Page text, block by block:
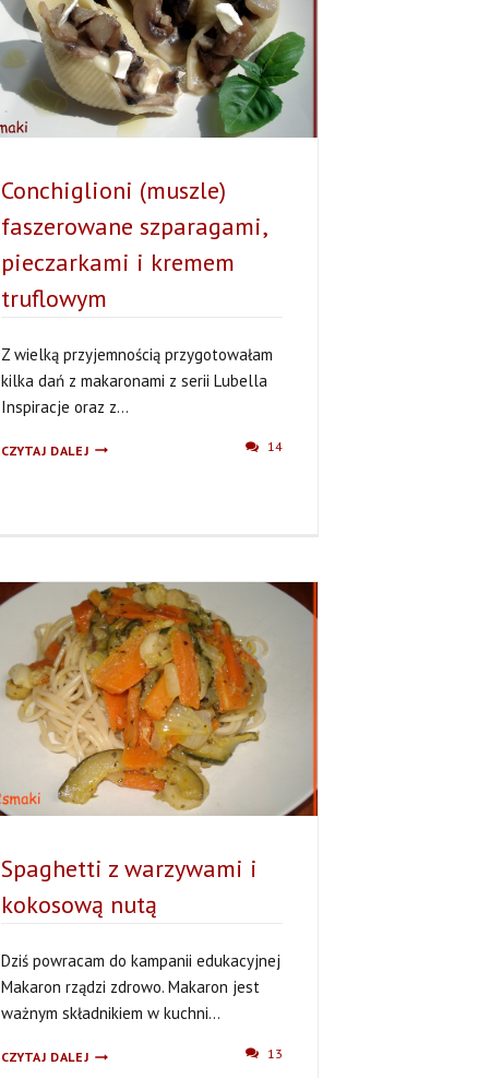
CZOSNKIEM
(+FILM)
14
Conchiglioni (muszle)
faszerowane szparagami,
pieczarkami i kremem
truflowym
Z wielką przyjemnością przygotowałam
kilka dań z makaronami z serii Lubella
Inspiracje oraz z...
CZYTAJ DALEJCONCHIGLIONI
TRUFLOWYM
13
Spaghetti z warzywami i
kokosową nutą
Dziś powracam do kampanii edukacyjnej
Makaron rządzi zdrowo. Makaron jest
ważnym składnikiem w kuchni...
CZYTAJ DALEJSPAGHETTI